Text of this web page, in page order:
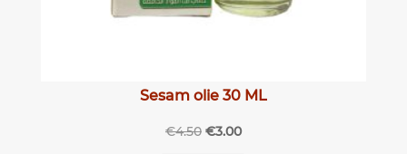
Sesam olie 30 ML
€4.50 Oorspronkelijke
€3.00Huidige